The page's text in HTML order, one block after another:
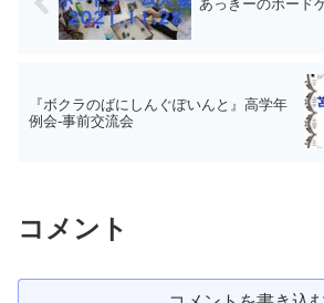
あっきーのボード
『ボクラのばにしんぐぽいんと』高学年
例会-事前交流会
コメント